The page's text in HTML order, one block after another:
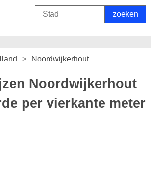
Noordwijkerhout
Noordwijkerhout
per vierkante meter